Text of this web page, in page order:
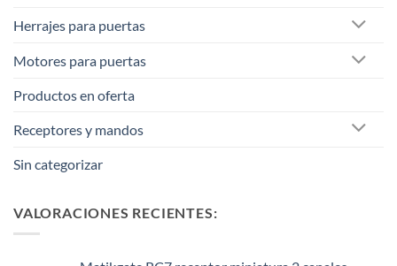
Herrajes para puertas
Motores para puertas
Productos en oferta
Receptores y mandos
Sin categorizar
VALORACIONES RECIENTES: